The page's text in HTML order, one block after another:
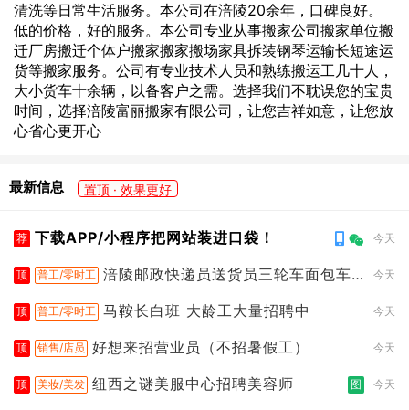
清洗等日常生活服务。本公司在涪陵20余年，口碑良好。
低的价格，好的服务。本公司专业从事搬家公司搬家单位搬
迁厂房搬迁个体户搬家搬家搬场家具拆装钢琴运输长短途运
货等搬家服务。公司有专业技术人员和熟练搬运工几十人，
大小货车十余辆，以备客户之需。选择我们不耽误您的宝贵
时间，选择涪陵富丽搬家有限公司，让您吉祥如意，让您放
心省心更开心
最新信息 置顶 · 效果更好
荐 下载APP/小程序把网站装进口袋！ 今天
顶 普工/零时工 涪陵邮政快递员送货员三轮车面包车
今天
顶 普工/零时工 马鞍长白班 大龄工大量招聘中 今天
顶 销售/店员 好想来招营业员（不招暑假工） 今天
顶 美妆/美发 纽西之谜美服中心招聘美容师 图 今天